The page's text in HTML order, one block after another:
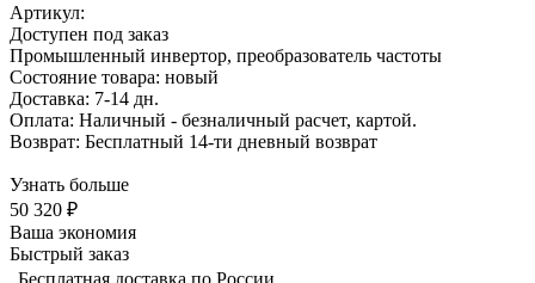
Артикул:
Доступен под заказ
Промышленный инвертор, преобразователь частоты
Состояние товара: новый
Доставка: 7-14 дн.
Оплата: Наличный - безналичный расчет, картой.
Возврат: Бесплатный 14-ти дневный возврат
Узнать больше
50 320 ₽
Ваша экономия
Быстрый заказ
Бесплатная доставка по России